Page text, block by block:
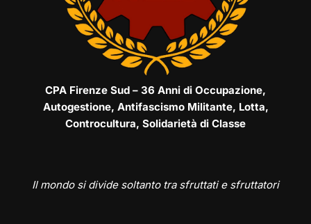
CPA Firenze Sud – 36 Anni di Occupazione,
Autogestione, Antifascismo Militante, Lotta,
Controcultura, Solidarietà di Classe
Il mondo si divide soltanto tra sfruttati e sfruttatori